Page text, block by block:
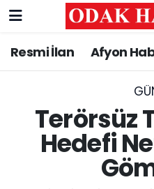
Resmi İlan Afyon
Terörsüz
Hedefi
AFYONKARAHİSAR
ASAYİŞ
Nöbetçi Eczaneler
Trafik Durumu
Süper Lig Puan